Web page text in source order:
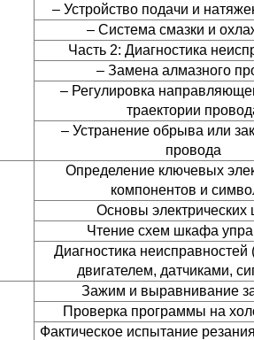
– Устройство подачи и
– Система смазки и
Часть 2: Диагностика
– Замена алмазного
– Регулировка
траектории
– Устранение обрыва или
провода
Определение ключевых
компонентов и
Основы электрических
Чтение схем шкафа
Диагностика
двигателем, датчиками,
Зажим и выравнивание
Проверка программы на
Фактическое испытание